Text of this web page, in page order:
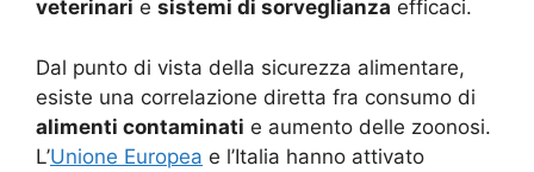
veterinari e sistemi di sorveglianza efficaci.
Dal punto di vista della sicurezza alimentare,
esiste una correlazione diretta fra consumo di
alimenti contaminati e aumento delle zoonosi.
L’Unione Europea e l’Italia hanno attivato